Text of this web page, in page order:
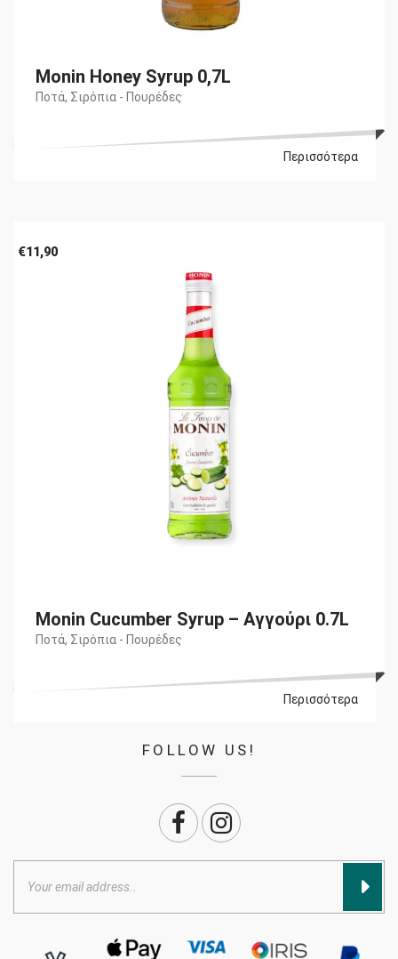
Monin Honey Syrup 0,7L
Ποτά, Σιρόπια - Πουρέδες
Περισσότερα
€11,90
Monin Cucumber Syrup – Αγγούρι 0.7L
Ποτά, Σιρόπια - Πουρέδες
Περισσότερα
FOLLOW US!